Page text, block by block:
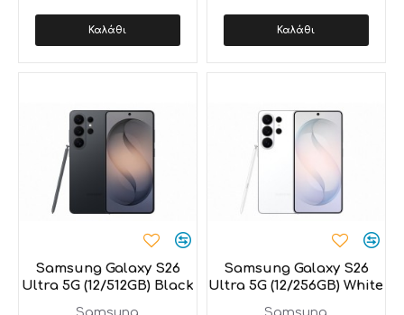
Καλάθι Καλάθι
Samsung Galaxy S26
Ultra 5G (12/512GB) Black
Samsung Galaxy S26
Ultra 5G (12/256GB) White